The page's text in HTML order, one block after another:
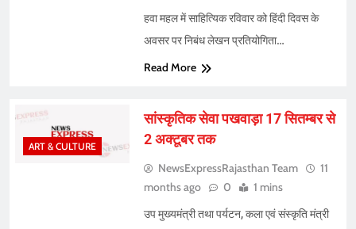
हवा महल में साहित्यिक रविवार को हिंदी दिवस के
अवसर पर निबंध लेखन प्रतियोगिता…
Read More
ART & CULTURE
सांस्कृतिक सेवा पखवाड़ा 17 सितम्बर से
2 अक्टूबर तक
NewsExpressRajasthan Team
11
months ago
0 1 mins
उप मुख्यमंत्री तथा पर्यटन, कला एवं संस्कृति मंत्री